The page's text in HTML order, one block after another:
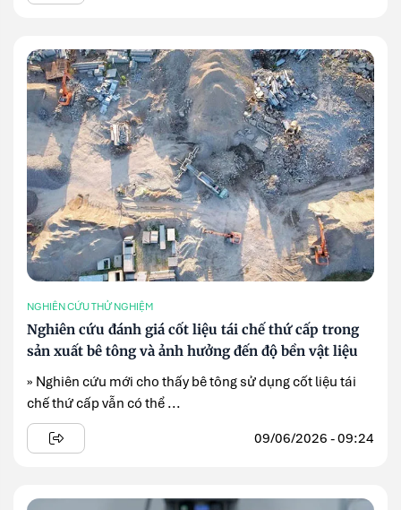
NGHIÊN CỨU THỬ NGHIỆM
Nghiên cứu đánh giá cốt liệu tái chế thứ cấp trong
sản xuất bê tông và ảnh hưởng đến độ bền vật liệu
» Nghiên cứu mới cho thấy bê tông sử dụng cốt liệu tái
chế thứ cấp vẫn có thể ...
09/06/2026 - 09:24